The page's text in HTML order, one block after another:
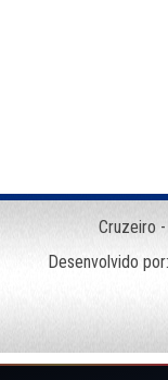
Cruzeiro
Desenvolvido por: